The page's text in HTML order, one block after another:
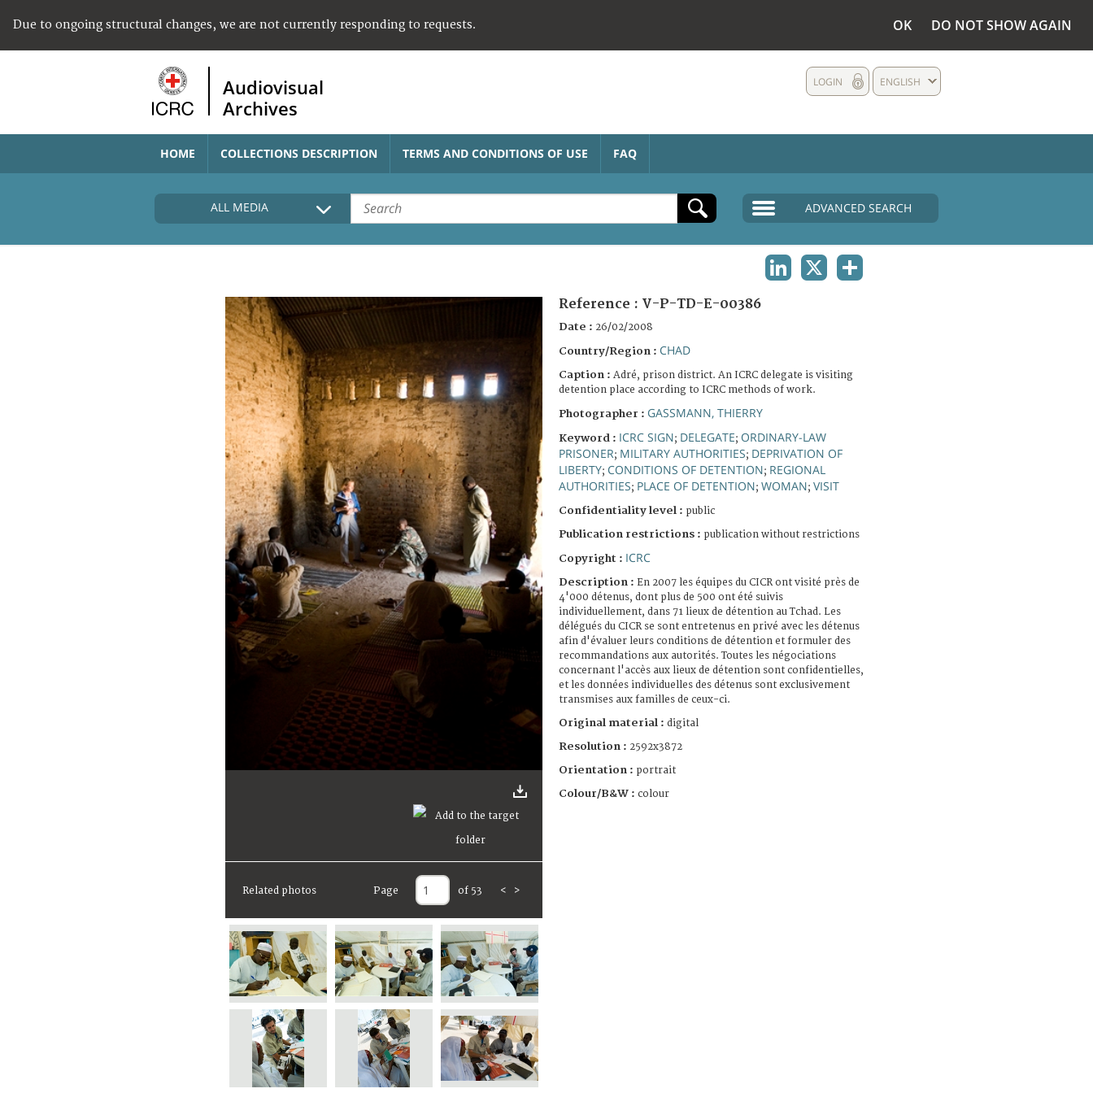
Due to ongoing structural changes, we are not currently responding to requests. OK DO NOT SHOW AGAIN
Audiovisual
Archives
ENGLISH
LOGIN
HOME COLLECTIONS DESCRIPTION TERMS AND CONDITIONS OF USE FAQ
ALL MEDIA ADVANCED SEARCH
Related photos Page of 53 < >
Reference : V-P-TD-E-00386
Date : 26/02/2008
Country/Region : CHAD
Caption : Adré, prison district. An ICRC delegate is visiting
detention place according to ICRC methods of work.
Photographer : GASSMANN, THIERRY
Keyword : ICRC SIGN; DELEGATE; ORDINARY-LAW
PRISONER; MILITARY AUTHORITIES; DEPRIVATION OF
LIBERTY; CONDITIONS OF DETENTION; REGIONAL
AUTHORITIES; PLACE OF DETENTION; WOMAN; VISIT
Confidentiality level : public
Publication restrictions : publication without restrictions
Copyright : ICRC
Description : En 2007 les équipes du CICR ont visité près de
4'000 détenus, dont plus de 500 ont été suivis
individuellement, dans 71 lieux de détention au Tchad. Les
délégués du CICR se sont entretenus en privé avec les détenus
afin d'évaluer leurs conditions de détention et formuler des
recommandations aux autorités. Toutes les négociations
concernant l'accès aux lieux de détention sont confidentielles,
et les données individuelles des détenus sont exclusivement
transmises aux familles de ceux-ci.
Original material : digital
Resolution : 2592x3872
Orientation : portrait
Colour/B&W : colour